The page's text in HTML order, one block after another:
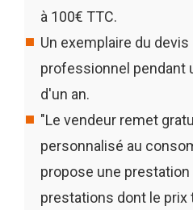
à 100€ TTC.
Un exemplaire du
professionnel pendant
d'un an.
"Le vendeur remet
personnalisé au
propose une
prestations dont le prix